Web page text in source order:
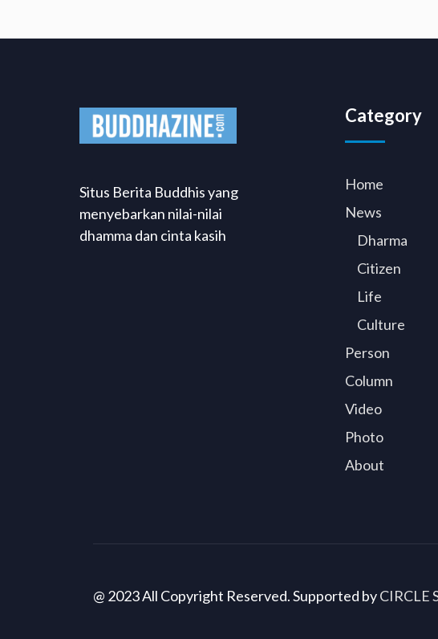
Situs Berita Buddhis yang
menyebarkan nilai-nilai
dhamma dan cinta kasih
Category
Home
News
Dharma
Citizen
Life
Culture
Person
Column
Video
Photo
About
@ 2023 All Copyright Reserved. Supported byCIRCLE